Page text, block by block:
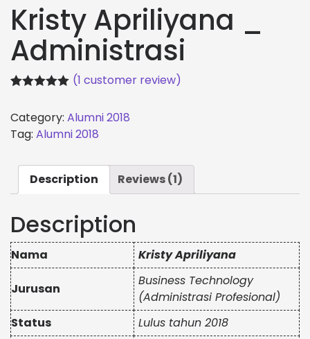
Kristy Apriliyana _
Administrasi
based on
customer
rating
(1 customer review)
Category: Alumni 2018
Tag: Alumni 2018
Description Reviews (1)
Description
Nama Kristy Apriliyana
Jurusan
Business Technology
(Administrasi Profesional)
Status
Lulus tahun 2018